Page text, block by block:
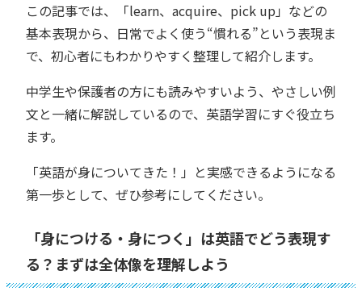
この記事では、「learn、acquire、pick up」などの
基本表現から、日常でよく使う“慣れる”という表現ま
で、初心者にもわかりやすく整理して紹介します。
中学生や保護者の方にも読みやすいよう、やさしい例
文と一緒に解説しているので、英語学習にすぐ役立ち
ます。
「英語が身についてきた！」と実感できるようになる
第一歩として、ぜひ参考にしてください。
「身につける・身につく」は英語でどう表現す
る？まずは全体像を理解しよう